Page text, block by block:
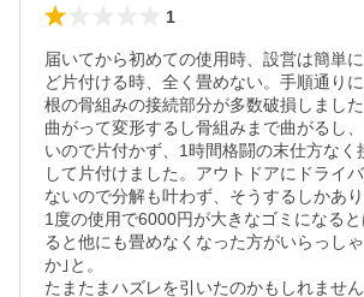
1
届いてから初めての使用時、設営は簡単
ど片付ける時、全く畳めない。手順通り
根の骨組みの接続部分が多数破損しまし
曲がって変形するし骨組みまで曲がるし
いので片付かず、1時間格闘の末仕方なく
して片付けました。アウトドアにドライ
ないので分解も叶わず、そうするしかあり
1度の使用で6000円が大きなゴミになる
ると他にも畳めなくなった方がいらっし
か｣と。
たまたまハズレを引いたのかもしれませ